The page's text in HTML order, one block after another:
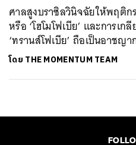
ศาลสูงบราซิลวินิจฉัยให้พฤติก
หรือ ‘โฮโมโฟเบีย’ และการเ
‘ทรานส์โฟเบีย’ ถือเป็นอาช
โดย THE MOMENTUM TEAM